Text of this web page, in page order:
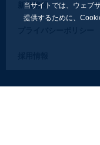
新着情報
当サイトでは、ウェブ
提供するために、